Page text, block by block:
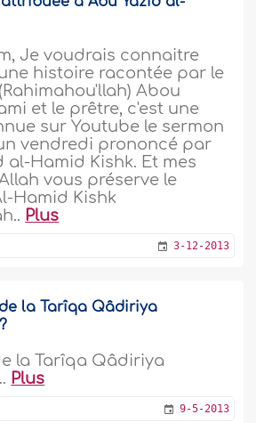
Je voudrais connaitre
histoire racontée par le
Abou
et le prêtre, c'est une
sur Youtube le sermon
vendredi prononcé par
al-Hamid Kishk. Et mes
vous préserve le
Hamid Kishk
Plus
3-12-2013
la Tarîqa Qâdiriya
la Tarîqa Qâdiriya
Plus
9-5-2013